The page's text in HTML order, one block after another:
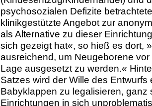
psychosozialen Defizite
klinikgestützte Angebot zur
als Alternative zu dieser
sich gezeigt hat«, so hieß es dort,
ausreichend, um Neugeborene
Lage ausgesetzt zu werden.«
Satzes wird der Wille des
Babyklappen zu legalisieren, ganz
Einrichtungen in sich